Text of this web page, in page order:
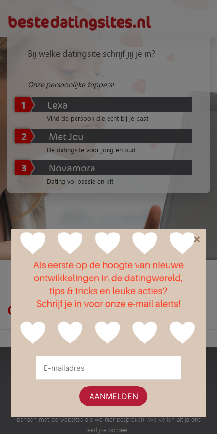
Bij welke datingsite schrijf jij je in?
Onze persoonlijke toppers!
1 Lexa
Vind de persoon die echt bij je past
2 Met Jou
De datingsite voor jong en oud
3 Novamora
Dating vol passie en pit
Flirt Liefde Seks
Op zoek naar duidelijkheid?
Bestedatingsites.nl
Dit is een onafhankelijke website met informatie en advies over de
verschillende Nederlandse datingsites en dating apps. Wij hebben geen
banden met de websites die we hier bespreken. We vellen altijd ons
eerlijke oordeel.
×